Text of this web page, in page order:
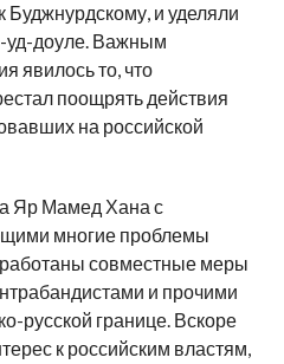
Буджнурдскому, и уделяли
уд-доуле. Важным
явилось то, что
поощрять действия
на российской
Яр Мамед Хана с
многие проблемы
совместные меры
и прочими
русской границе. Вскоре
к российским властям,